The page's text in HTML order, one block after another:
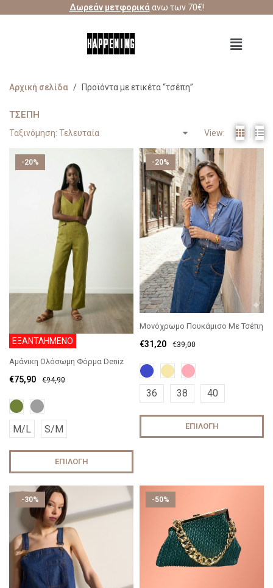
Δωρεάν μετφορικάανω των 70€!
Αρχική σελίδα / Προϊόντα με ετικέτα “τσέπη”
ΤΣΈΠΗ
View:
-20%
ΕΞΑΝΤΛΗΜΕΝΟ
Αμάνικη Ολόσωμη Φόρμα Deniz
€94,90
€75,90
M/L S/M
ΕΠΙΛΟΓΉ
-20%
Μονόχρωμο Πουκάμισο Με Τσέπη
€39,00
€31,20
36 38 40
ΕΠΙΛΟΓΉ
-30% -50%